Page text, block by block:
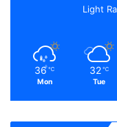
Light
36 ℃
Mon
32 ℃
Tue